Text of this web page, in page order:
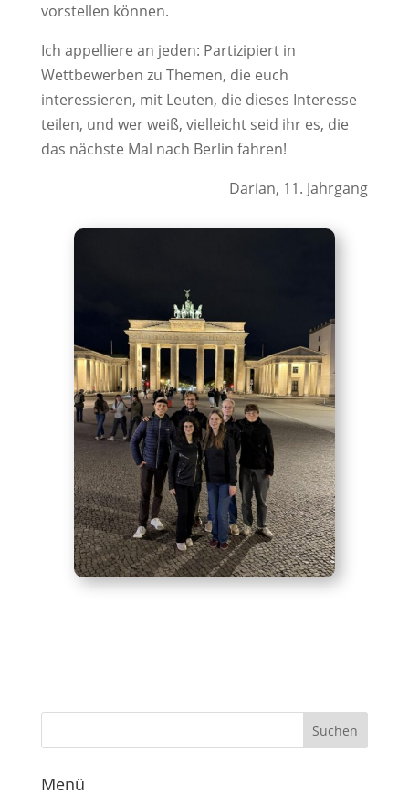
vorstellen können.
Ich appelliere an jeden: Partizipiert in
Wettbewerben zu Themen, die euch
interessieren, mit Leuten, die dieses Interesse
teilen, und wer weiß, vielleicht seid ihr es, die
das nächste Mal nach Berlin fahren!
Darian, 11. Jahrgang
Menü